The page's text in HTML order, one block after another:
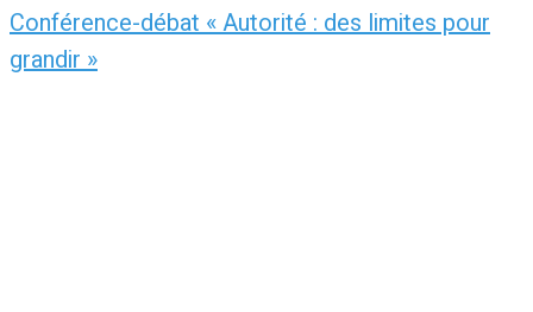
Conférence-débat « Autorité : des limites pour
grandir »